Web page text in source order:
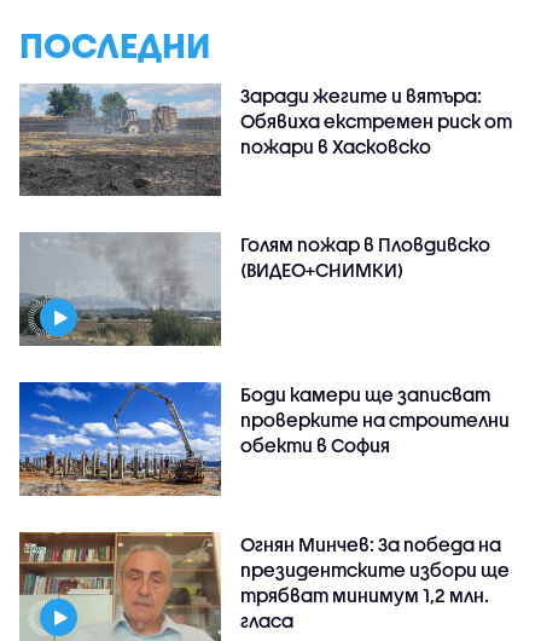
ПОСЛЕДНИ
Заради жегите и вятъра:
Обявиха екстремен риск от
пожари в Хасковско
Голям пожар в Пловдивско
(ВИДЕО+СНИМКИ)
Боди камери ще записват
проверките на строителни
обекти в София
Огнян Минчев: За победа на
президентските избори ще
трябват минимум 1,2 млн.
гласа